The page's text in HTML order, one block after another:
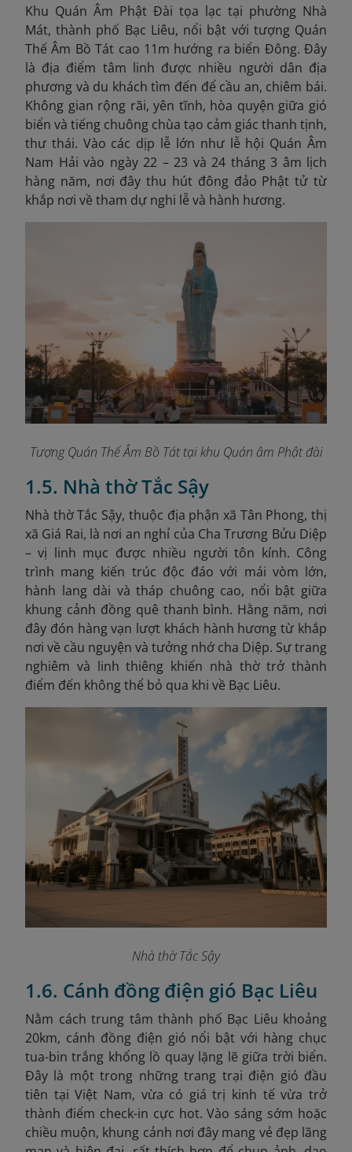
Khu Quán Âm Phật Đài tọa lạc tại phường Nhà
Mát, thành phố Bạc Liêu, nổi bật với tượng Quán
Thế Âm Bồ Tát cao 11m hướng ra biển Đông. Đây
là địa điểm tâm linh được nhiều người dân địa
phương và du khách tìm đến để cầu an, chiêm bái.
Không gian rộng rãi, yên tĩnh, hòa quyện giữa gió
biển và tiếng chuông chùa tạo cảm giác thanh tịnh,
thư thái. Vào các dịp lễ lớn như lễ hội Quán Âm
Nam Hải vào ngày 22 – 23 và 24 tháng 3 âm lịch
hàng năm, nơi đây thu hút đông đảo Phật tử từ
khắp nơi về tham dự nghi lễ và hành hương.
Tượng Quán Thế Âm Bồ Tát tại khu Quán âm Phật đài
1.5. Nhà thờ Tắc Sậy
Nhà thờ Tắc Sậy, thuộc địa phận xã Tân Phong, thị
xã Giá Rai, là nơi an nghỉ của Cha Trương Bửu Diệp
– vị linh mục được nhiều người tôn kính. Công
trình mang kiến trúc độc đáo với mái vòm lớn,
hành lang dài và tháp chuông cao, nổi bật giữa
khung cảnh đồng quê thanh bình. Hằng năm, nơi
đây đón hàng vạn lượt khách hành hương từ khắp
nơi về cầu nguyện và tưởng nhớ cha Diệp. Sự trang
nghiêm và linh thiêng khiến nhà thờ trở thành
điểm đến không thể bỏ qua khi về Bạc Liêu.
Nhà thờ Tắc Sậy
1.6. Cánh đồng điện gió Bạc Liêu
Nằm cách trung tâm thành phố Bạc Liêu khoảng
20km, cánh đồng điện gió nổi bật với hàng chục
tua-bin trắng khổng lồ quay lặng lẽ giữa trời biển.
Đây là một trong những trang trại điện gió đầu
tiên tại Việt Nam, vừa có giá trị kinh tế vừa trở
thành điểm check-in cực hot. Vào sáng sớm hoặc
chiều muộn, khung cảnh nơi đây mang vẻ đẹp lãng